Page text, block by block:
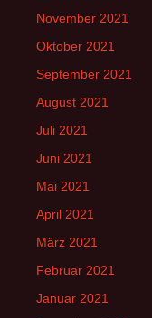
November 2021
Oktober 2021
September 2021
August 2021
Juli 2021
Juni 2021
Mai 2021
April 2021
März 2021
Februar 2021
Januar 2021